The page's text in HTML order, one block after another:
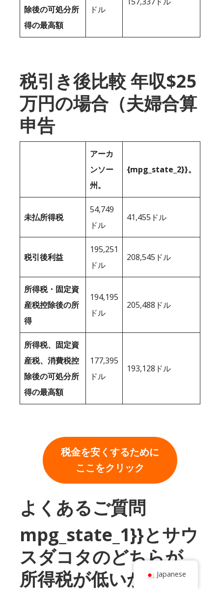
除後の可処分所
得の最高額
ドル
税引き後比較 年収$25
万円の場合（夫婦合算
申告
アーカ
ンソー
州。
{mpg_state_2}}。
未払所得税
54,749
ドル
41,455ドル
税引後利益
195,251
ドル
208,545ドル
所得税・固定資
産税控除後の所
得
194,195
ドル
205,488ドル
所得税、固定資
産税、消費税控
除後の可処分所
得の最高額
177,395
ドル
193,128ドル
税金を安くするために
ここをクリック
よくあるご質問
mpg_state_1}}とサウ
スダコタのどちらが
所得税が低いか？Japanese